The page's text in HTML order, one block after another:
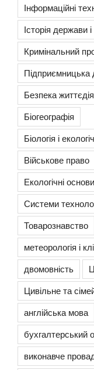
Інформаційні
Історія держави
Кримінальний
Підприємницька
Безпека
Біогеографія
Біологія і
Військове право
Екологічні
Системи
Товарознавство
метеорологія і
двомовність
Цивільне та
англійська мова
бухгалтерський
виконавче